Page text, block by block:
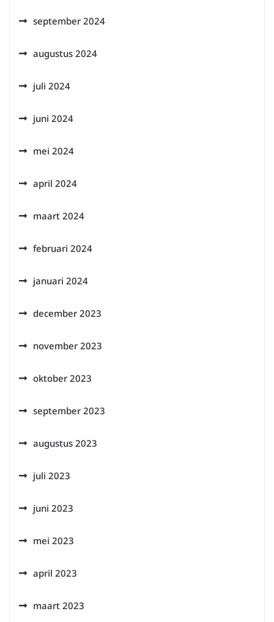
september 2024
augustus 2024
juli 2024
juni 2024
mei 2024
april 2024
maart 2024
februari 2024
januari 2024
december 2023
november 2023
oktober 2023
september 2023
augustus 2023
juli 2023
juni 2023
mei 2023
april 2023
maart 2023